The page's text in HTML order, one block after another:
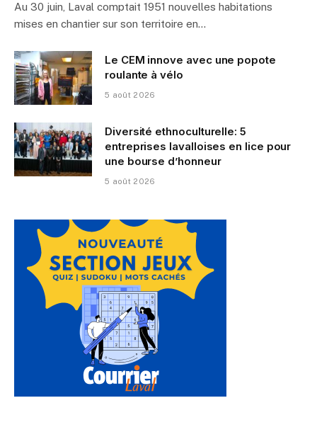
Au 30 juin, Laval comptait 1951 nouvelles habitations
mises en chantier sur son territoire en…
Le CEM innove avec une popote
roulante à vélo
5 août 2026
Diversité ethnoculturelle: 5
entreprises lavalloises en lice pour
une bourse d’honneur
5 août 2026